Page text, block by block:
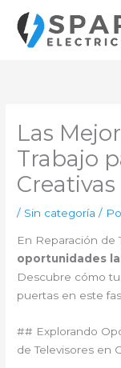
contenido
Las
Trabajo
/ Sin categoría /
En Reparación de
oportunidades
Descubre cómo tu
puertas en este
## Explorando
de Televisores en